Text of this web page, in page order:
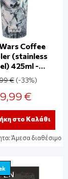
Coffee
(stainless
425ml -
€ (-33%)
€
στο Καλάθι
Άμεσα διαθέσιμο